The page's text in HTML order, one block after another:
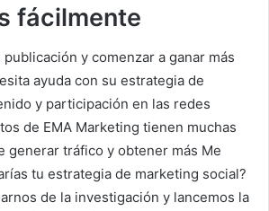
fácilmente
y comenzar a ganar más
ayuda con su estrategia de
y participación en las redes
de EMA Marketing tienen muchas
generar tráfico y obtener más Me
tu estrategia de marketing social?
de la investigación y lancemos la